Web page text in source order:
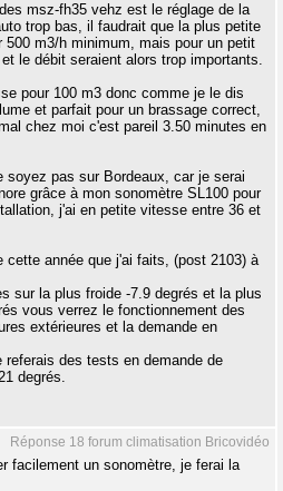
msz-fh35 vehz est le réglage de la
trop bas, il faudrait que la plus petite
m3/h minimum, mais pour un petit
le débit seraient alors trop importants.
pour 100 m3 donc comme je le dis
et parfait pour un brassage correct,
chez moi c'est pareil 3.50 minutes en
soyez pas sur Bordeaux, car je serai
grâce à mon sonomètre SL100 pour
j'ai en petite vitesse entre 36 et
année que j'ai faits, (post 2103) à
sur la plus froide -7.9 degrés et la plus
vous verrez le fonctionnement des
extérieures et la demande en
des tests en demande de
degrés.
Réponse 18 forum climatisation Bricovidéo
facilement un sonomètre, je ferai la